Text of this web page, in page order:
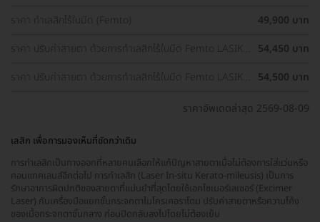
ราคา ทำเลสิกไร้ใบมีด (Femto)
49,900 บาท
ราคา ปรับค่าสายตา ด้วยการทำเลสิกไร้ใบมีด Femto LASIK 2
54,450 บาท
ราคา ปรับค่าสายตา ด้วยการทำเลสิกไร้ใบมีด Femto LASIK 2
54,500 บาท
ราคาอัพเดตล่าสุด 2569-08-09
เลสิก เพื่อการมองเห็นที่ชัดกว่าเดิม
การทำเลสิกเป็นทางออกที่หลายคนเลือกให้แก้ปัญหาสายตาเมื่อไม่ต้องการใส่แว่นหรือ
คอนแทคเลนส์อีกต่อไป การทำเลสิก (Laser In-situ Kerato-mileusis) เป็นการ
รักษาอาการผิดปกติของสายตาที่แม่นยำที่สุดโดยใช้เอกไซเมอร์เลเซอร์ (Excimer
Laser) กับเครื่องมือแยกชั้นกระจกตาไมโครเคอราโตม ปรับค่าสายตาหรือความโค้ง
ของเนื้อกระจกตาชั้นกลาง ก่อนปิดกลับลงไปโดยไม่ต้องเย็บ